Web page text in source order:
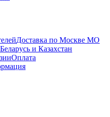
Доставка по Москве МО
и Казахстан
Оплата